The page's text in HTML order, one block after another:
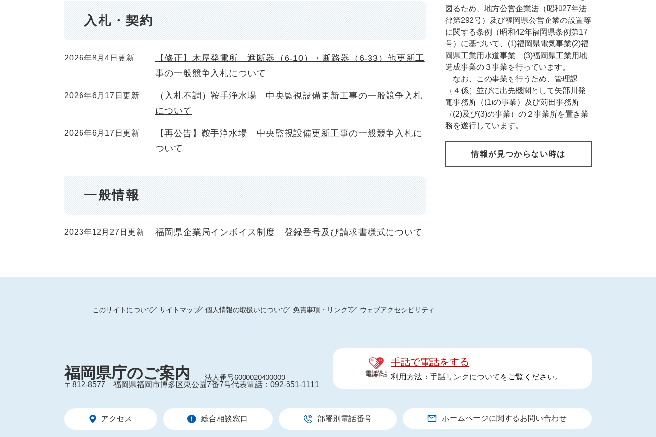
入札・契約
2026年8月4日更新
【修正】木屋発電所 遮断器（6-10）・断路器（6-33）他更新工
事の一般競争入札について
2026年6月17日更新
（入札不調）鞍手浄水場 中央監視設備更新工事の一般競争入札
について
2026年6月17日更新
【再公告】鞍手浄水場 中央監視設備更新工事の一般競争入札に
ついて
一般情報
2023年12月27日更新 福岡県企業局インボイス制度 登録番号及び請求書様式について
図るため、地方公営企業法（昭和27年法
律第292号）及び福岡県公営企業の設置等
に関する条例（昭和42年福岡県条例第17
号）に基づいて、(1)福岡県電気事業(2)福
岡県工業用水道事業 (3)福岡県工業用地
造成事業の３事業を行っています。
なお、この事業を行うため、管理課
（４係）並びに出先機関として矢部川発
電事務所（(1)の事業）及び苅田事務所
（(2)及び(3)の事業）の２事業所を置き業
務を遂行しています。
情報が見つからない時は
このサイトについて サイトマップ 個人情報の取扱いについて 免責事項・リンク等 ウェブアクセシビリティ
福岡県庁のご案内
法人番号6000020400009
〒812-8577
福岡県福岡市博多区東公園7番7号代表電話：092-651-1111
手話で電話をする
利用方法： 手話リンクについて をご覧ください。
アクセス 総合相談窓口 部署別電話番号 ホームページに関するお問い合わせ